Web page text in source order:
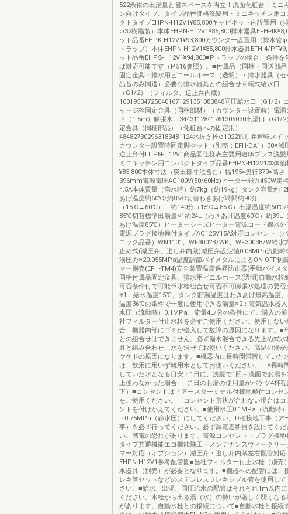
522余裕の出湯量と省スペースを両立！洗面化粧台・ミニ
ン向けタイプ。タイプ品番価格洗髪用・ミニキッチン用コ
クトタイプEHPN-H12V1¥85,800キャビネット内設置用（
φ32樹脂製）本体EHPN-H12V1¥85,800排水器具EFH-
ット品番EHPK-H12V1¥93,800カウンター設置用（排水管
トラップ）本体EHPN-H12V1¥85,800排水器具EFH-4/
ット品番EHPS-H12V1¥94,800■Pトラップの場合、条件を
ば対応可能です（P.516参照）。■付属品（同梱・同送部品
固定金具・排水用ビニールホース（透明）・排水器具（セ
品番のみ同送）必要な排水器具との組合せ回転式給水口
（G1/2）（フィルタ、逆止弁内蔵）
160195347250401671291351083848同圧給水口（G1/2）
ャージ栓固定金具（同梱部材）（カウンター設置時）電源
ド（1.5m）膨張水口3443112841761305030出湯口（G1/2
定金具（同梱部品）（化粧台への固定用）
484827302963183481124水抜き栓φ1022逃し弁運転スイ
カウンター設置時固定脚セット（別売：EFH-DA1）30※減
逆止弁付EHPN-H12V1商品図仕様表主要用途ゆプラス洗髪
ミニキッチン用コンパクトタイプ品番EHPN-H12V1本体価
¥85,800本体寸法（突出部寸法含む）幅195×奥行370×高さ
396mm電源電圧AC100V(50/60Hz)ヒーター能力450W定
4.5A本体質量（満水時）約7kg（約19kg）タンク容量約
あげ温度約60℃/約85℃切替わきあげ時間約90分
（15℃→60℃） 約140分（15℃→85℃）出湯温度約60℃/
85℃切替標準出湯量※1約24L（わきあげ温度60℃）約39L
あげ温度85℃）ヒーターシーズヒーター電源コード機器外
電源プラグ接地極付タイプAC125V15A対応コンセント（
ニック品番）WN1101、WF3002B/WK、WF3003B/W給水
止め式(減圧弁、逃し弁内蔵)減圧弁設定値0.08MPa流動時
湯圧力※20.055MPa温度調節バイメタルによるON-OFF制
マー別売(EFH-TM4)安全装置温度過昇防止器(手動バイメ
同梱付属品固定金具、排水用ビニルホース(透明)自動水栓
可否条件付で可能単水栓組合せ可否不可膨張水処理の要否
※1：給水温度15℃、タンク貯湯温度はわきあげ最高温度
温度36℃の条件で一度に使用できる湯量※2：電気温水器
水圧（流動時）0.1MPa、流量4L/分の条件にてご購入の
社フィルター付止水栓を必ずご使用ください。使用しない
合、機器内部にゴミが侵入して故障の原因になります。■
との組合せはできません。必ず湯水混合できる先止め式水
具と組み合わせ、水を混ぜてお使いください。高温の湯が
ヤケドの原因になります。■機器内に長時間滞留していた
は、飲用に用いず雑用水としてお使いください。 ※長時
していた水となる目安：1日に、洗髪で1回＋洗面でお湯を
上使わなかった場合 （1日のお湯の使用量がバケツ4杯程
下）■コンセントは「アースターミナル付接地極付コンセ
をご使用ください。 コンセント形状が合わない場合はコ
ントを付けかえてください。■使用水圧0.1MPa（流動時）
∼0.75MPa（静水圧）にしてください。D種接地工事（ア
事）を必ず行ってください。必ず漏電遮断器を設けてくだ
い。感電の恐れがあります。電源コンセント・プラグ接地
タイプ共通機能エコ機能施工・メンテナンスウィークリー
マー対応（オプション）減圧弁・逃し弁内蔵左右配管対応
EHPN-H12V1参考配管図■当社フィルター付止水栓（別売
水器具（別売）が必要となります。■機器への配管には、
レキ管セットなどのステンレスフレキシブル管を使用して
さい。■給水、出湯、同圧給水の配管はそれぞれ1m以内
ください。水栓から出る湯（水）の勢いが著しく弱くなる
があります。自動水栓との接続について■自動水栓と接続